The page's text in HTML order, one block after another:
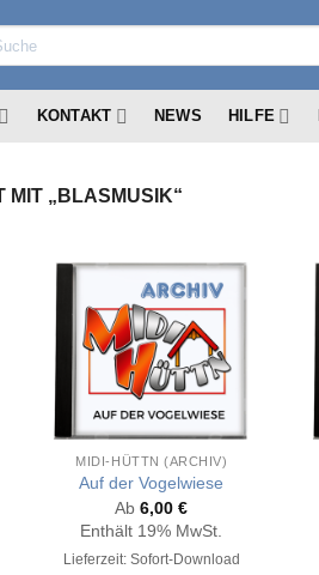
KONTAKT NEWS HILFE
MIT „BLASMUSIK“
MIDI-HÜTTN (ARCHIV)
Auf der Vogelwiese
Ab 6,00€
Enthält 19% MwSt.
Lieferzeit: Sofort-Download